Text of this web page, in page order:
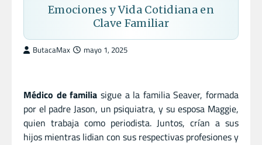
Emociones y Vida Cotidiana en
Clave Familiar
ButacaMax mayo 1, 2025
Médico de familia sigue a la familia Seaver, formada
por el padre Jason, un psiquiatra, y su esposa Maggie,
quien trabaja como periodista. Juntos, crían a sus
hijos mientras lidian con sus respectivas profesiones y